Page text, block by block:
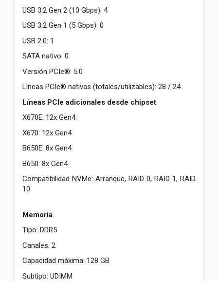
USB 3.2 Gen 2 (10 Gbps): 4
USB 3.2 Gen 1 (5 Gbps): 0
USB 2.0: 1
SATA nativo: 0
Versión PCIe®: 5.0
Líneas PCIe® nativas (totales/utilizables): 28 / 24
Líneas PCIe adicionales desde chipset
X670E: 12x Gen4
X670: 12x Gen4
B650E: 8x Gen4
B650: 8x Gen4
Compatibilidad NVMe: Arranque, RAID 0, RAID 1, RAID
10
Memoria
Tipo: DDR5
Canales: 2
Capacidad máxima: 128 GB
Subtipo: UDIMM